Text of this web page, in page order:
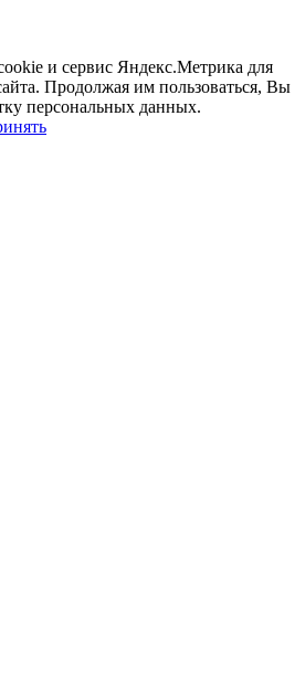
и сервис Яндекс.Метрика для
Продолжая им пользоваться, Вы
персональных данных.